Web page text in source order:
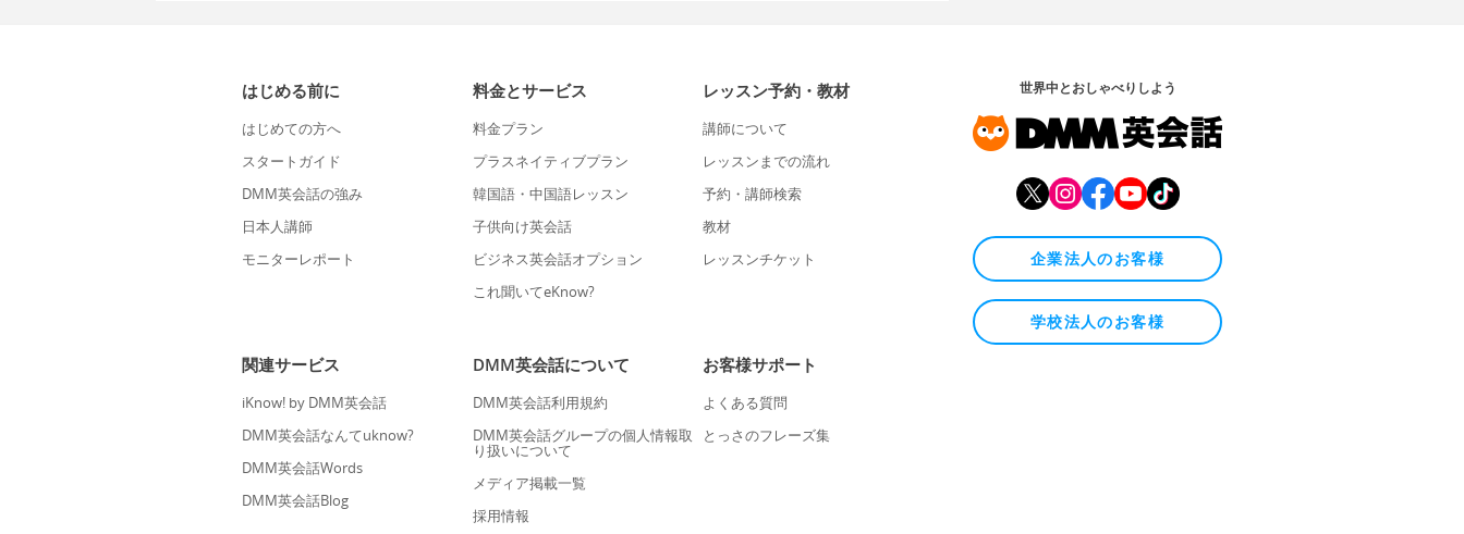
はじめる前に
はじめての方へ
スタートガイド
DMM英会話の強み
日本人講師
モニターレポート
料金とサービス
料金プラン
プラスネイティブプラン
韓国語・中国語レッスン
子供向け英会話
ビジネス英会話オプション
これ聞いてeKnow?
レッスン予約・教材
講師について
レッスンまでの流れ
予約・講師検索
教材
レッスンチケット
関連サービス
iKnow! by DMM英会話
DMM英会話なんてuknow?
DMM英会話Words
DMM英会話Blog
DMM英会話について
DMM英会話利用規約
DMM英会話グループの個人情報取
り扱いについて
メディア掲載一覧
採用情報
お客様サポート
よくある質問
とっさのフレーズ集
世界中とおしゃべりしよう
企業法人のお客様
学校法人のお客様